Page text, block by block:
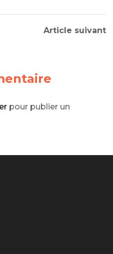
Article suivant
pour publier un